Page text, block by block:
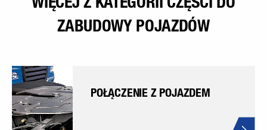
ZABUDOWY POJAZDÓW
POŁĄCZENIE Z POJAZDEM